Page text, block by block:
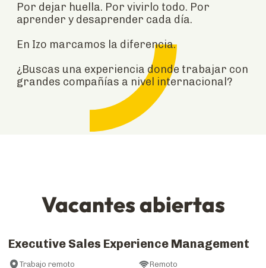
Por dejar huella. Por vivirlo todo. Por
aprender y desaprender cada día.
En Izo marcamos la diferencia.
¿Buscas una experiencia donde trabajar con
grandes compañías a nivel internacional?
Vacantes abiertas
Executive Sales Experience Management
Trabajo remoto Remoto